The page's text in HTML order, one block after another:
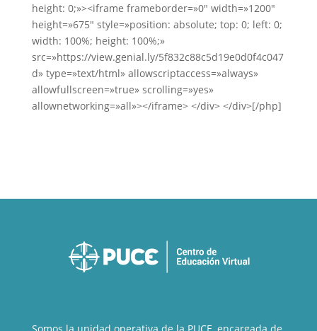
height: 0;»><iframe frameborder=»0″ width=»1200″
height=»675″ style=»position: absolute; top: 0; left: 0;
width: 100%; height: 100%;»
src=»https://view.genial.ly/5f832c88c5d19e0d0f4c047
d» type=»text/html» allowscriptaccess=»always»
allowfullscreen=»true» scrolling=»yes»
allownetworking=»all»></iframe> </div> </div>[/php]
Somos la unidad operativa de la PUCE, encargada de